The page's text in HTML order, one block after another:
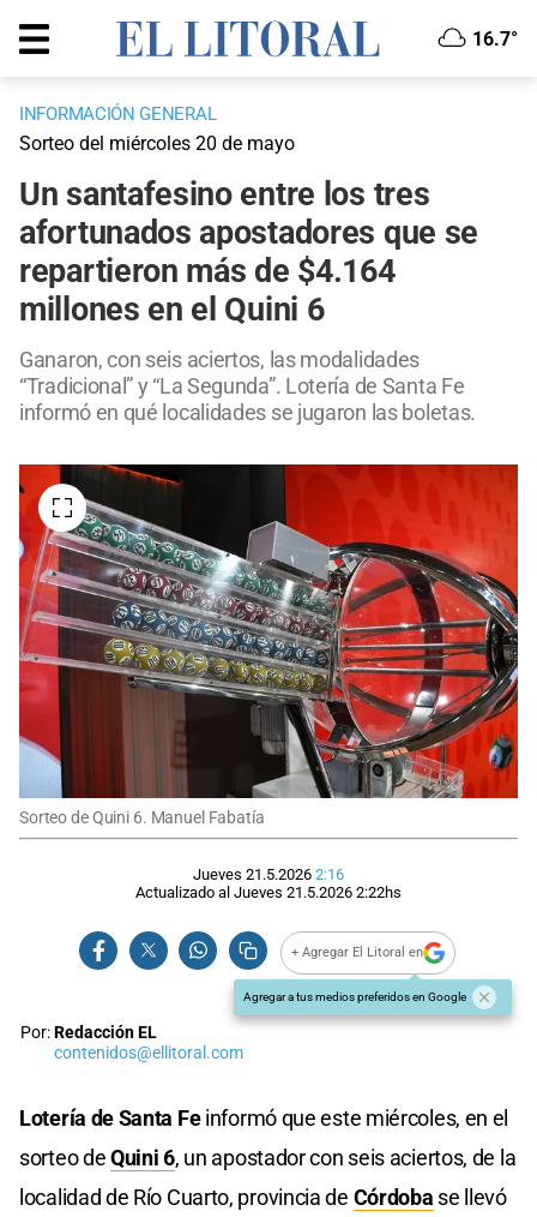
16.7°
INFORMACIÓN GENERAL
Sorteo del miércoles 20 de mayo
Un santafesino entre los tres
afortunados apostadores que se
repartieron más de $4.164
millones en el Quini 6
Ganaron, con seis aciertos, las modalidades
“Tradicional” y “La Segunda”. Lotería de Santa Fe
informó en qué localidades se jugaron las boletas.
Sorteo de Quini 6. Manuel Fabatía
Jueves 21.5.2026 2:16
Actualizado al Jueves 21.5.2026 2:22hs
+ Agregar El Litoral en
Agregar a tus medios preferidos en Google
Por:Redacción EL
contenidos@ellitoral.com
Lotería de Santa Feinformó que este miércoles, en el
sorteo deQuini 6, un apostador con seis aciertos, de la
localidad de Río Cuarto, provincia de Córdoba se llevó